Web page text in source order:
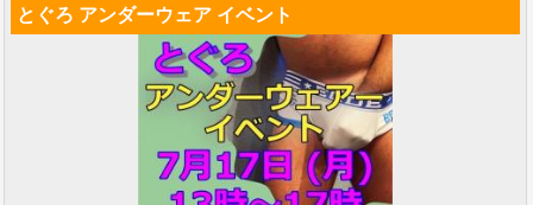
とぐろ アンダーウェア イベント